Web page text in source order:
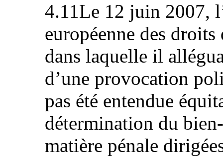
4.11Le 12 juin 2007,
européenne des droits
dans laquelle il
d’une provocation
pas été entendue
détermination du
matière pénale